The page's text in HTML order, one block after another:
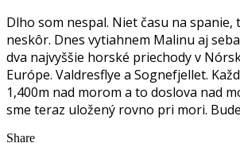
Dlho som nespal. Niet času na spanie,
neskôr. Dnes vytiahnem Malinu aj
dva najvyššie horské priechody v
Európe. Valdresflye a Sognefjellet.
1,400m nad morom a to doslova nad
sme teraz uložený rovno pri mori.
Share